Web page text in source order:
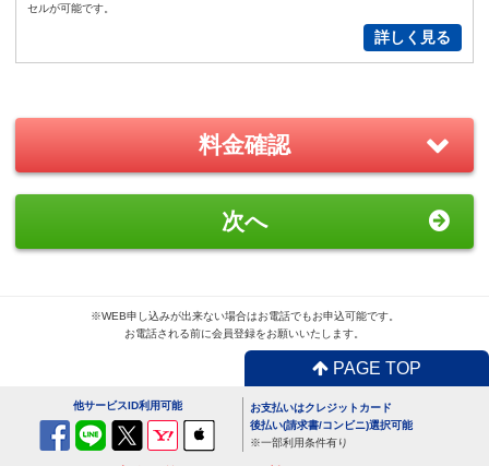
おすすめ
GoPro(ゴープロ)HERO8 レンタ
ルセット
1,870円/日（税込）
USBx4ポートACアダプター
110円/日（税込）
セルが可能です。
詳しく見る
料金確認
次へ
※WEB申し込みが出来ない場合はお電話でもお申込可能です。
お電話される前に会員登録をお願いいたします。
PAGE TOP
他サービスID利用可能
お支払いはクレジットカード
後払い(請求書/コンビニ)選択可能
※一部利用条件有り